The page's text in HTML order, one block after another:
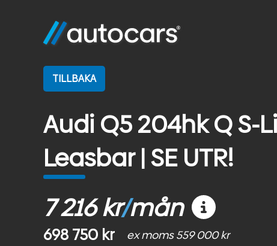
TILLBAKA
Audi Q5 204hk Q S-
Leasbar | SE UTR!
7 216 kr/mån
698 750 kr ex moms 559 000 kr